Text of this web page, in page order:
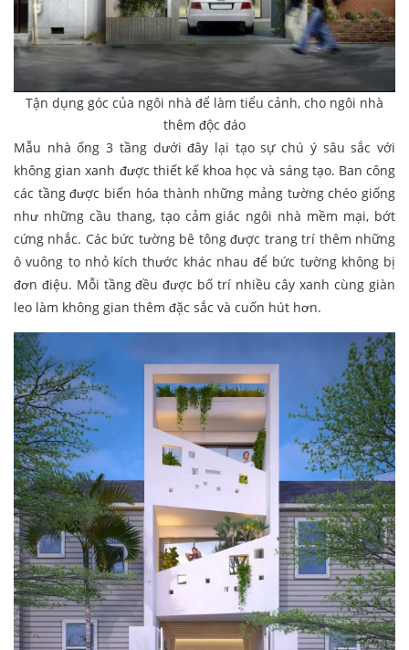
Tận dụng góc của ngôi nhà để làm tiểu cảnh, cho ngôi nhà
thêm độc đáo
Mẫu nhà ống 3 tầng dưới đây lại tạo sự chú ý sâu sắc với
không gian xanh được thiết kế khoa học và sáng tạo. Ban công
các tầng được biến hóa thành những mảng tường chéo giống
như những cầu thang, tạo cảm giác ngôi nhà mềm mại, bớt
cứng nhắc. Các bức tường bê tông được trang trí thêm những
ô vuông to nhỏ kích thước khác nhau để bức tường không bị
đơn điệu. Mỗi tầng đều được bố trí nhiều cây xanh cùng giàn
leo làm không gian thêm đặc sắc và cuốn hút hơn.